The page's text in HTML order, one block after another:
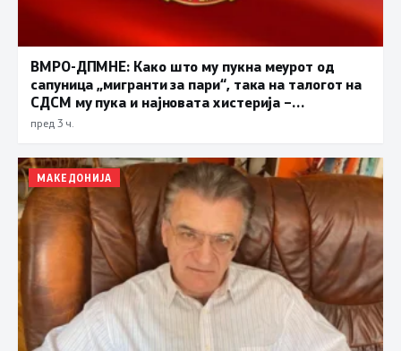
ВМРО-ДПМНЕ: Како што му пукна меурот од
сапуница „мигранти за пари“, така на талогот на
СДСМ му пука и најновата хистерија –
прифаќање на француски предлог
пред 3 ч.
МАКЕДОНИЈА